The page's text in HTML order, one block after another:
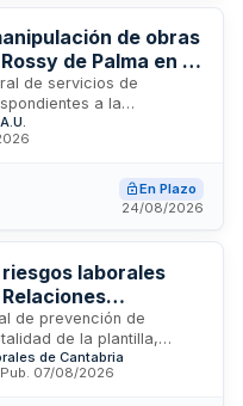
a empresas
en mantenimiento
de obras
de Palma en el
de servicios de
a la
Alcanzar la orilla». El
carga, descarga,
el traslado desde los
la sede del Centro
origen tras la finalización
En Plazo
24/08/2026
laborales
de prevención de
de la plantilla,
para las
El servicio abarca las
de Cantabria
Pub. 07/08/2026